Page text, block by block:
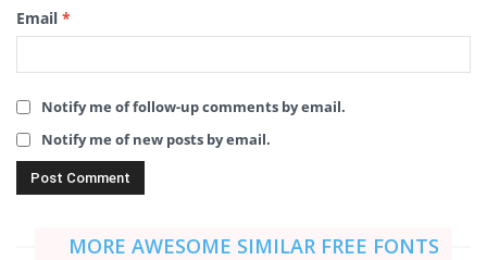
Email *
Notify me of follow-up comments by email.
Notify me of new posts by email.
MORE AWESOME SIMILAR FREE FONTS